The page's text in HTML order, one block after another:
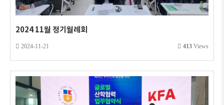
2024 11월 정기월례회
2024-11-21 413 Views